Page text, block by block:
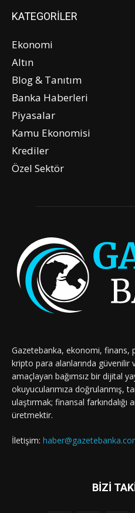
KATEGORİLER
Ekonomi
Altın
Blog & Tanıtım
Banka Haberleri
Piyasalar
Kamu Ekonomisi
Krediler
Özel Sektör
Gazetebanka, ekonomi, finans,
kripto para alanlarında güvenilir
amaçlayan bağımsız bir dijital
okuyucularımıza doğrulanmış,
ulaştırmak; finansal farkındalığı
üretmektir.
İletişim:
BİZİ